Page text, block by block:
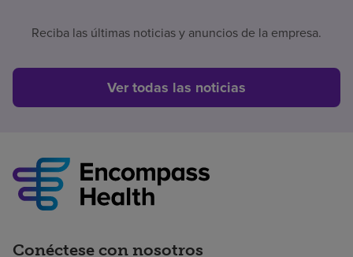
Reciba las últimas noticias y anuncios de la empresa.
Ver todas las noticias
Conéctese con nosotros